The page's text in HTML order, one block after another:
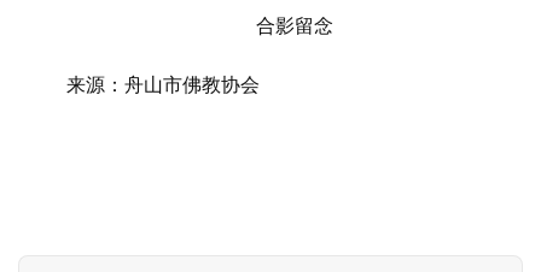
合影留念
来源：舟山市佛教协会